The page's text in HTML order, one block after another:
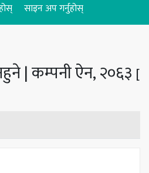
साइन अप गर्नुहोस्
| कम्पनी ऐन, २०६३ [